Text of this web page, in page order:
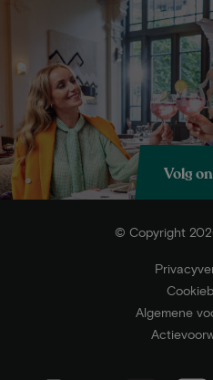
Volg
© Copyright
Algemene